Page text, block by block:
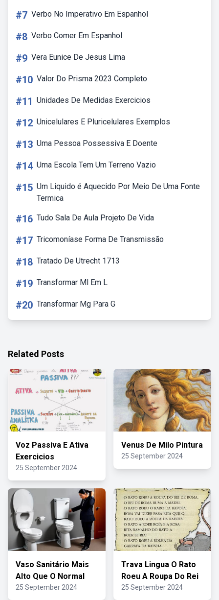
#7 Verbo No Imperativo Em Espanhol
#8 Verbo Comer Em Espanhol
#9 Vera Eunice De Jesus Lima
#10 Valor Do Prisma 2023 Completo
#11 Unidades De Medidas Exercicios
#12 Unicelulares E Pluricelulares Exemplos
#13 Uma Pessoa Possessiva E Doente
#14 Uma Escola Tem Um Terreno Vazio
#15 Um Liquido é Aquecido Por Meio De Uma Fonte
Termica
#16 Tudo Sala De Aula Projeto De Vida
#17 Tricomoníase Forma De Transmissão
#18 Tratado De Utrecht 1713
#19 Transformar Ml Em L
#20 Transformar Mg Para G
Related Posts
Voz Passiva E Ativa
Exercicios
25 September 2024
Venus De Milo Pintura
25 September 2024
Vaso Sanitário Mais
Alto Que O Normal
25 September 2024
Trava Lingua O Rato
Roeu A Roupa Do Rei
25 September 2024